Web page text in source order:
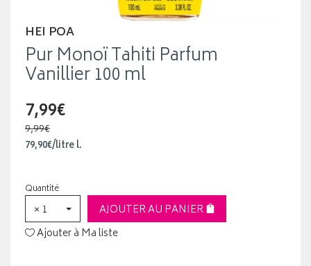
HEI POA
Pur Monoï Tahiti Parfum
Vanillier 100 ml
7,99€
9,99€
79,90€/litrel.
Quantité
× 1
AJOUTER AU PANIER
Ajouter à Ma liste